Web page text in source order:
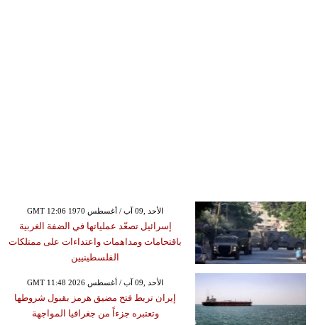
GMT 12:06 1970 الأحد ,09 آب / أغسطس
إسرائيل تصعّد عملياتها في الضفة الغربية
باقتحامات ومداهمات واعتداءات على ممتلكات
الفلسطينيين
GMT 11:48 2026 الأحد ,09 آب / أغسطس
إيران تربط فتح مضيق هرمز بقبول شروطها
وتعتبره جزءاً من جغرافيا المواجهة